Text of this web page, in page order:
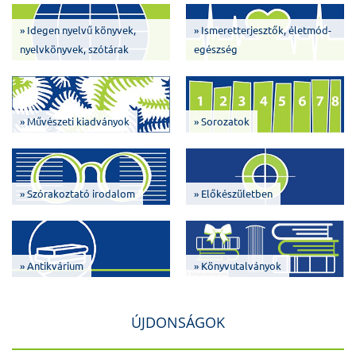
» Idegen nyelvű könyvek,
nyelvkönyvek, szótárak
» Ismeretterjesztők, életmód-
egészség
» Művészeti kiadványok » Sorozatok
» Szórakoztató irodalom » Előkészületben
» Antikvárium » Könyvutalványok
ÚJDONSÁGOK